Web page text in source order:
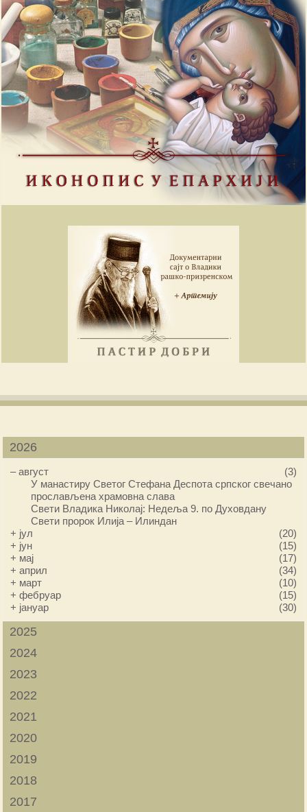
2026
–август
(3)
У манастиру Светог Стефана Деспота српског свечано
прослављена храмовна слава
Свети Владика Николај: Недеља 9. по Духовдану
Свети пророк Илија – Илиндан
+ јул
(20)
+ јун
(15)
+ мај
(17)
+април
(34)
+ март
(10)
+фебруар
(15)
+ јануар (30)
2025
2024
2023
2022
2021
2020
2019
2018
2017